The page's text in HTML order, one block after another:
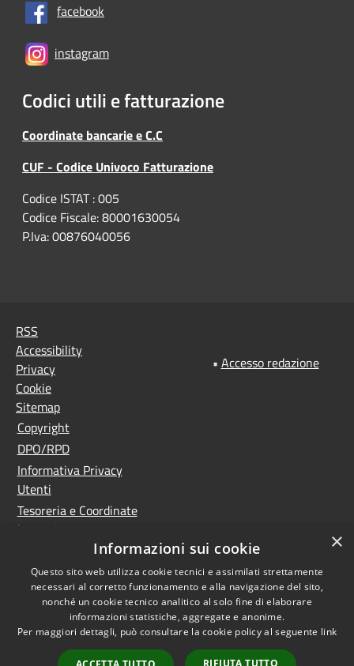
facebook
instagram
Codici utili e fatturazione
Coordinate bancarie e C.C
CUF - Codice Univoco Fatturazione
Codice ISTAT : 005
Codice Fiscale: 80001630054
P.Iva: 00876040056
RSS
Accessibility
Privacy
Cookie
Sitemap
Copyright
DPO/RPD
Informativa Privacy
Utenti
Tesoreria e Coordinate
bancarie
Controlla la tua posta
PNRR (Piano Nazionale
di Ripresa e Resilienza)
Meccanismo di feedback
Whistleblowing
Dichiarazione di
• Accesso redazione
×
Informazioni sui cookie
Questo sito web utilizza cookie tecnici e assimilati strettamente
necessari al corretto funzionamento e alla navigazione del sito,
nonché un cookie tecnico analitico al solo fine di elaborare
informazioni statistiche, aggregate e anonime.
Per maggiori dettagli, può consultare la cookie policy al seguente link
RIFIUTA TUTTO